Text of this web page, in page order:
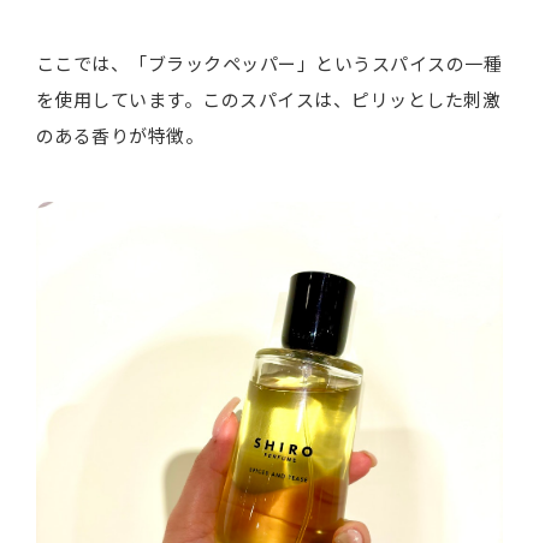
ここでは、「ブラックペッパー」というスパイスの一種
を使用しています。このスパイスは、ピリッとした刺激
のある香りが特徴。